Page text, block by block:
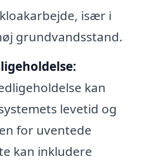
især i
grundvandsstand.
kan
levetid og
for uventede
kan inkludere